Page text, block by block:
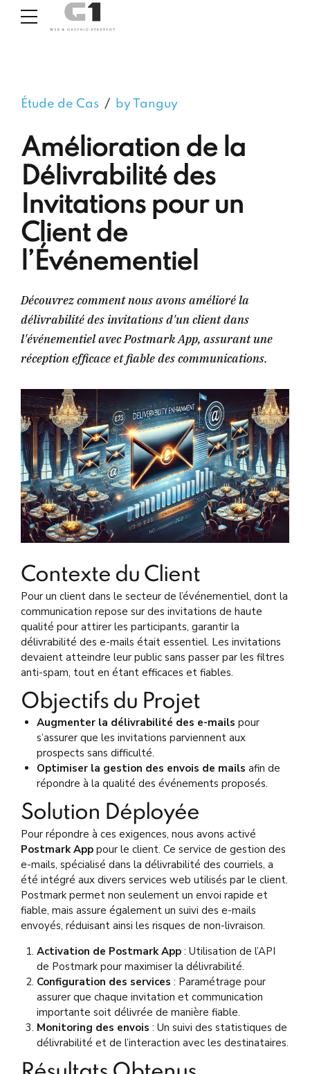
Étude de Cas by Tanguy
Amélioration de la
Délivrabilité des
Invitations pour un
Client de
l’Événementiel
Découvrez comment nous avons amélioré la
délivrabilité des invitations d'un client dans
l'événementiel avec Postmark App, assurant une
réception efficace et fiable des communications.
Contexte du Client
Pour un client dans le secteur de l’événementiel, dont la
communication repose sur des invitations de haute
qualité pour attirer les participants, garantir la
délivrabilité des e-mails était essentiel. Les invitations
devaient atteindre leur public sans passer par les filtres
anti-spam, tout en étant efficaces et fiables.
Objectifs du Projet
Augmenter la délivrabilité des e-mails pour
s’assurer que les invitations parviennent aux
prospects sans difficulté.
Optimiser la gestion des envois de mails afin de
répondre à la qualité des événements proposés.
Solution Déployée
Pour répondre à ces exigences, nous avons activé
Postmark App pour le client. Ce service de gestion des
e-mails, spécialisé dans la délivrabilité des courriels, a
été intégré aux divers services web utilisés par le client.
Postmark permet non seulement un envoi rapide et
fiable, mais assure également un suivi des e-mails
envoyés, réduisant ainsi les risques de non-livraison.
Activation de Postmark App: Utilisation de l’API
de Postmark pour maximiser la délivrabilité.
Configuration des services : Paramétrage pour
assurer que chaque invitation et communication
importante soit délivrée de manière fiable.
Monitoring des envois : Un suivi des statistiques de
délivrabilité et de l’interaction avec les destinataires.